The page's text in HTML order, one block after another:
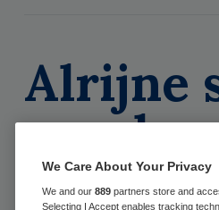
Alrijne
We Care About Your Privacy
We and our 889 partners store and
Selecting I Accept enables tracking